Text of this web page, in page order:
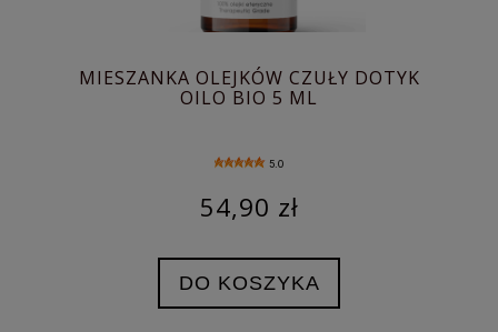
MIESZANKA OLEJKÓW CZUŁY DOTYK
OILO BIO 5 ML
5.0
54,90 zł
DO KOSZYKA